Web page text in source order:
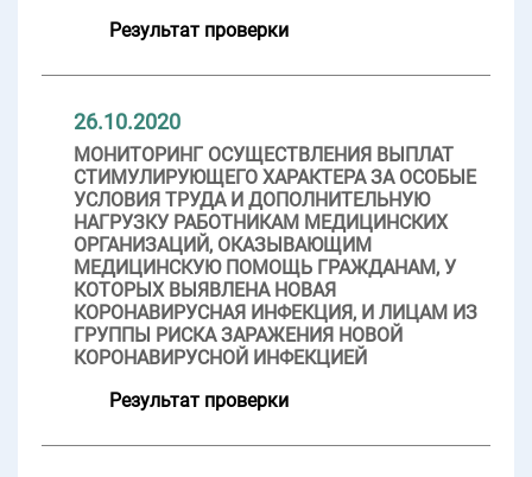
Результат проверки
26.10.2020
МОНИТОРИНГ ОСУЩЕСТВЛЕНИЯ ВЫПЛАТ
СТИМУЛИРУЮЩЕГО ХАРАКТЕРА ЗА ОСОБЫЕ
УСЛОВИЯ ТРУДА И ДОПОЛНИТЕЛЬНУЮ
НАГРУЗКУ РАБОТНИКАМ МЕДИЦИНСКИХ
ОРГАНИЗАЦИЙ, ОКАЗЫВАЮЩИМ
МЕДИЦИНСКУЮ ПОМОЩЬ ГРАЖДАНАМ, У
КОТОРЫХ ВЫЯВЛЕНА НОВАЯ
КОРОНАВИРУСНАЯ ИНФЕКЦИЯ, И ЛИЦАМ ИЗ
ГРУППЫ РИСКА ЗАРАЖЕНИЯ НОВОЙ
КОРОНАВИРУСНОЙ ИНФЕКЦИЕЙ
Результат проверки